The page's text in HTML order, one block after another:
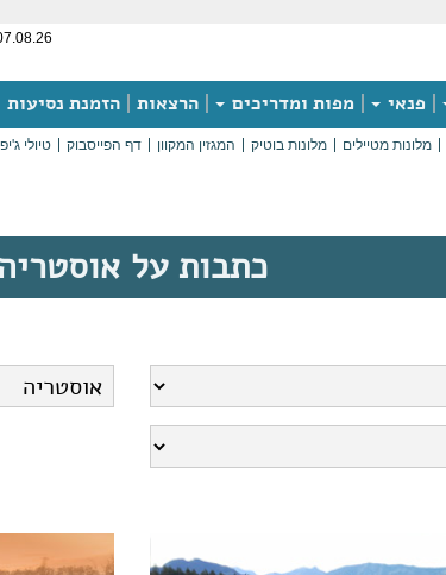
פנאי מפות ומדריכים הרצאות הזמנת נסיעות
מלונות מטיילים מלונות בוטיק המגזין המקוון דף הפייסבוק טיולי
כתבות על